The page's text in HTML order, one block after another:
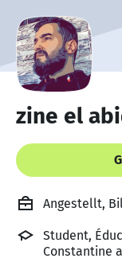
zine el
Angestellt,
Student,
Constantine